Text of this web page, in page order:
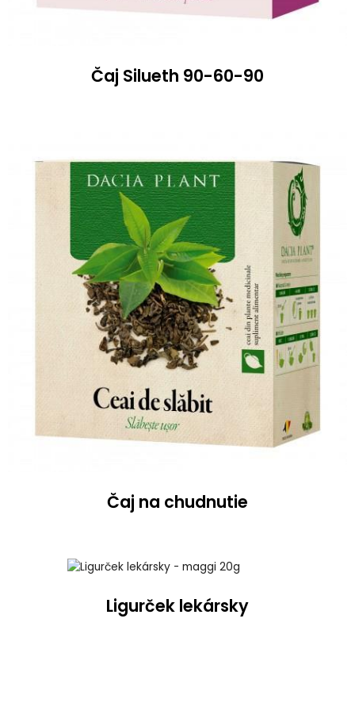
Čaj Silueth 90-60-90
Čaj na chudnutie
Ligurček lekársky